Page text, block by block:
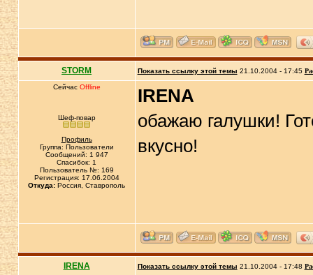
STORM Показать ссылку этой темы 21.10.2004 - 17:45
Сейчас Offline
Шеф-повар
Профиль
Группа: Пользователи
Сообщений: 1 947
Спасибок: 1
Пользователь №: 169
Регистрация: 17.06.2004
Откуда: Россия, Ставрополь
IRENA
обажаю галушки!
вкусно!
IRENA Показать ссылку этой темы 21.10.2004 - 17:48